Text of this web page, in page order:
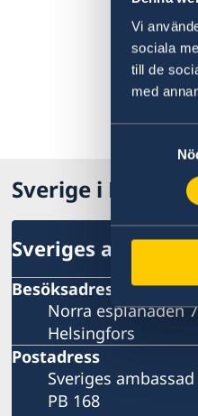
Vi
sociala
till de
med
Sverige i Finland,
Sveriges
Besöksadress
Norra esplanaden 7
Helsingfors
Postadress
Sveriges ambassad
PB 168